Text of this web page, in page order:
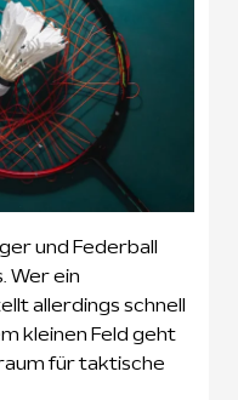
und Federball
Wer ein
allerdings schnell
kleinen Feld geht
für taktische